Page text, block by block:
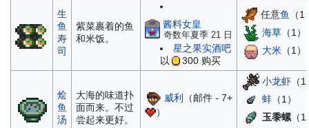
生
鱼
寿
司
紫菜裹着的鱼
和米饭。
酱料女皇
奇数年夏季 21 日
星之果实酒吧
以
300购买
任意鱼 （1
海草（1）
大米（1）
烩
鱼
汤
大海的味道扑
面而来。不过
尝起来更好。
威利 （邮件 - 7+
）
小龙虾（1
蚌（1）
玉黍螺（1